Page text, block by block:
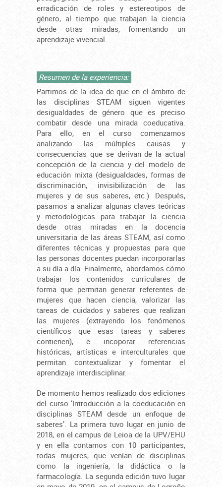
erradicación de roles y estereotipos de
género, al tiempo que trabajan la ciencia
desde otras miradas, fomentando un
aprendizaje vivencial.
Resumen de la experiencia:
Partimos de la idea de que en el ámbito de
las disciplinas STEAM siguen vigentes
desigualdades de género que es preciso
combatir desde una mirada coeducativa.
Para ello, en el curso comenzamos
analizando las múltiples causas y
consecuencias que se derivan de la actual
concepción de la ciencia y del modelo de
educación mixta (desigualdades, formas de
discriminación, invisibilización de las
mujeres y de sus saberes, etc.). Después,
pasamos a analizar algunas claves teóricas
y metodológicas para trabajar la ciencia
desde otras miradas en la docencia
universitaria de las áreas STEAM, así como
diferentes técnicas y propuestas para que
las personas docentes puedan incorporarlas
a su día a día. Finalmente, abordamos cómo
trabajar los contenidos curriculares de
forma que permitan generar referentes de
mujeres que hacen ciencia, valorizar las
tareas de cuidados y saberes que realizan
las mujeres (extrayendo los fenómenos
científicos que esas tareas y saberes
contienen), e incoporar referencias
históricas, artísticas e interculturales que
permitan contextualizar y fomentar el
aprendizaje interdisciplinar.
De momento hemos realizado dos ediciones
del curso ‘Introducción a la coeducación en
disciplinas STEAM desde un enfoque de
saberes’. La primera tuvo lugar en junio de
2018, en el campus de Leioa de la UPV/EHU
y en ella contamos con 10 participantes,
todas mujeres, que venían de disciplinas
como la ingeniería, la didáctica o la
farmacología. La segunda edición tuvo lugar